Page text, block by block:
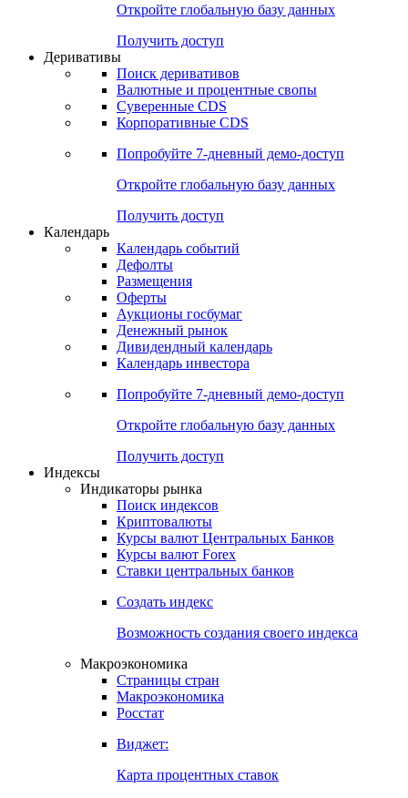
Откройте глобальную базу данных
Получить доступ
Деривативы
Поиск деривативов
Валютные и процентные свопы
Суверенные CDS
Корпоративные CDS
Попробуйте 7-дневный демо-доступ
Откройте глобальную базу данных
Получить доступ
Календарь
Календарь событий
Дефолты
Размещения
Оферты
Аукционы госбумаг
Денежный рынок
Дивидендный календарь
Календарь инвестора
Попробуйте 7-дневный демо-доступ
Откройте глобальную базу данных
Получить доступ
Индексы
Индикаторы рынка
Поиск индексов
Криптовалюты
Курсы валют Центральных Банков
Курсы валют Forex
Ставки центральных банков
Создать индекс
Возможность создания своего индекса
Макроэкономика
Страницы стран
Макроэкономика
Росстат
Виджет:
Карта процентных ставок